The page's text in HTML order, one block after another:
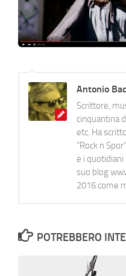
Antonio
Scrittore,
cinquantina
etc. Ha
"Rock n
e i quotidiani
suo blog
2016 come
POTREBBERO